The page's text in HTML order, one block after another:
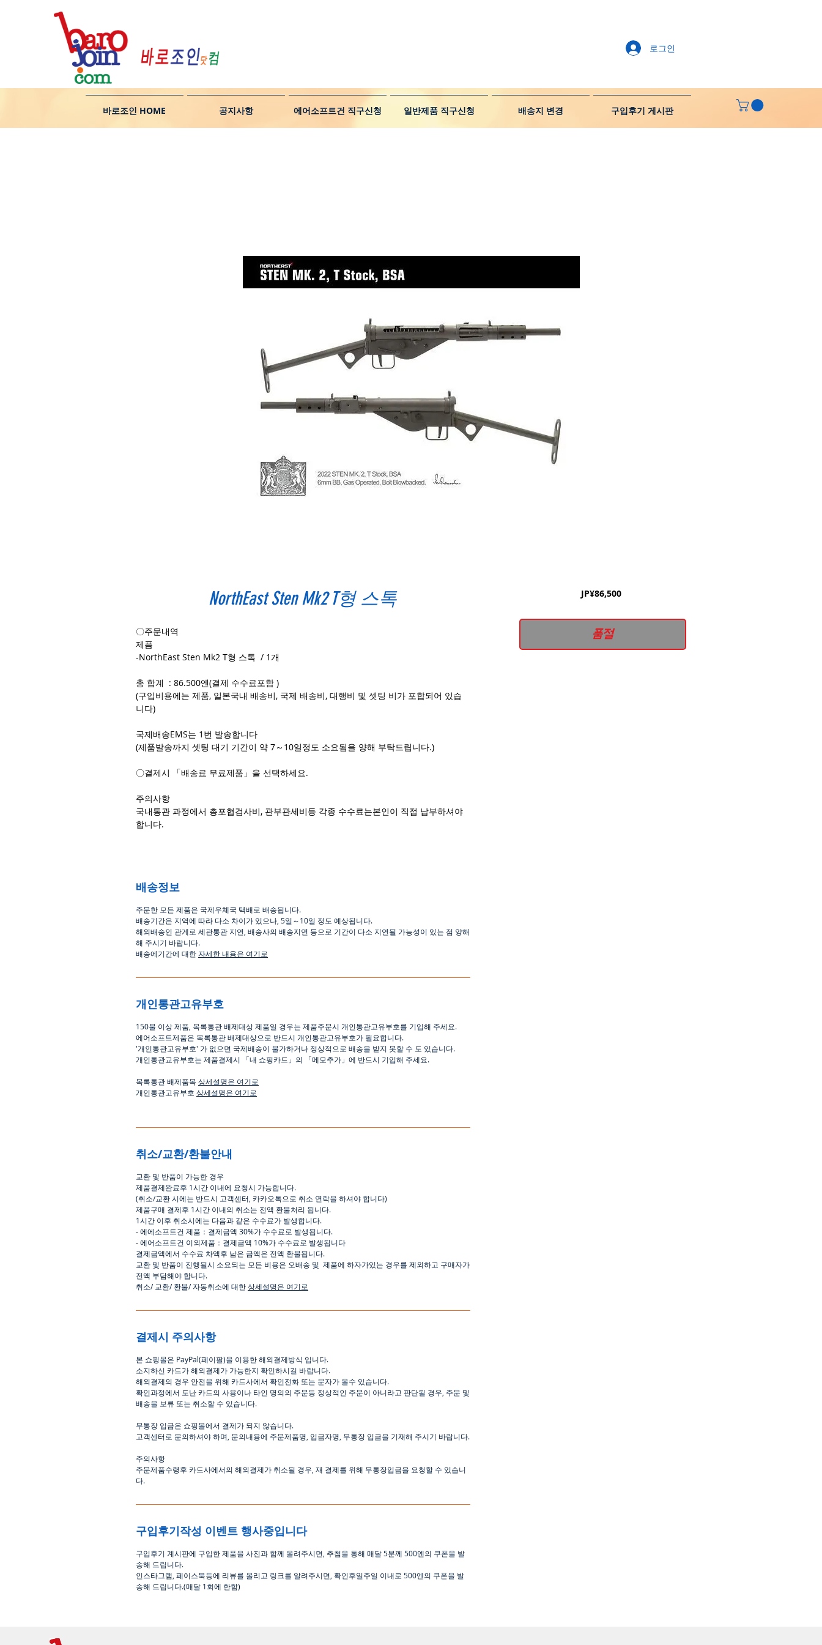
바로조인 HOME 공지사항 에어소프트건 직구신청 일반제품 직구신청 배송지 변경 구입후기 게시판
로그인
NorthEast Sten Mk2 T형 스톡
〇주문내역
제픔
-NorthEast Sten Mk2 T형 스톡 / 1개
총 합계 : 86.500엔(결제 수수료포함 )
(구입비용에는 제품, 일본국내 배송비, 국제 배송비, 대행비 및 셋팅 비가 포합되어 있습
니다)
국제배송EMS는 1번 발송합니다
(제품발송까지 셋팅 대기 기간이 약 7～10일정도 소요됨을 양해 부탁드립니다.)
〇결제시 「배송료 무료제품」을 선택하세요.
주의사항
국내통관 과정에서 총포협검사비, 관부관세비등 각종 수수료는본인이 직접 납부하셔야
합니다.
배송정보
주문한 모든 제품은 국제우체국 택배로 배송됩니다.
배송기간은 지역에 따라 다소 차이가 있으나 5일～10일 정도 예상됩니다.
해외배송인 관계로 세관통관 지연, 배송사의 배송지연 등으로 기간이 다소 지연될 가능성이 있는 점 양해
해 주시기 바랍니다.
배송에기간에 대한자세한 내용은 여기로
개인통관고유부호
150불 이상 제품 목록통관 배제대상 제품일 경우는 제품주문시 개인통관고유부호를 기입해 주세요.
에어소프트제품은 목록통관 배제대상으로 반드시 개인통관고유부호가 필요합니다.
'개인통관고유부호' 가 없으면 국제배송이 불가하거나 정상적으로 배송을 받지 못할 수 도 있습니다.
개인통관교유부호는 제품결제시
「내 쇼핑카드 」 의 「메모추가 」 에 반드시 기입해 주세요.
목록통관 배제품목 상세설명은 여기로
개인통관고유부호 상세설명은 여기로
취소/교환/환불안내
교환 및 반품이 가능한 경우
제품결제완료후 1시간 이내에 요청시 가능합니다.
(취소/교환 시에는 반드시 고객센터 카카오톡으로 취소 연락을 하셔야 합니다)
제품구매 결제후 1시간 이내의 취소는 전액 환불처리 됩니다.
1시간 이후 취소시에는 다음과 같은 수수료가 발생합니다.
-에에소프트건 제품 ： 결제금액 30%가 수수료로 발생됩니다.
-에어소프트건 이외제품 ： 결제금액 10%가 수수료로 발생됩니다
결제금액에서 수수료 차액후 남은 금액은 전액 환불됩니다.
교환 및 반품이 진행될시 소요되는 모든 비용은 오배송 및 제품에 하자가있는 경우를 제외하고 구매자가
전액 부담해야 합니다.
취소/ 교환/환불/자동취소에 대한상세설명은 여기로
결제시 주의사항
본 쇼핑몰은 PayPal(페이팔)을 이용한해외결제방식 입니다.
소지하신 카드가해외결제가 가능한지 확인하시길 바랍니다.
해외결제의 경우 안전을 위해 카드사에서 확인전화 또는 문자가 올수 있습니다.
확인과정에서 도난카드의 사용이나 타인 명의의 주문등 정상적인 주문이 아니라고 판단될 경우 주문 및
배송을 보류 또는 취소할 수 있습니다.
무통장 입금은 쇼핑몰에서 결제가 되지 않습니다.
고객센터로 문의하셔야 하며 문의내용에 주문제품명 입금자명 무통장 입금을 기재해 주시기 바랍니다.
주의사항
주문제품수령후 카드사에서의 해외결제가취소될 경우 재 결제를 위해 무통장입금을 요청할 수 있습니
다.
구입후기작성 이벤트 행사중입니다
구입후기 계시판에 구입한 제품을 사진과 함께 올려주시면 추첨을 통해 매달5분께 500엔의 쿠폰을 발
송해 드립니다.
인스타그램 페이스북등에 리뷰를 올리고 링크를 알려주시면, 확인후일주일 이내로 500엔의 쿠폰을 발
송해 드립니다.(매달 1회에 한함)
JP¥86,500가
품절